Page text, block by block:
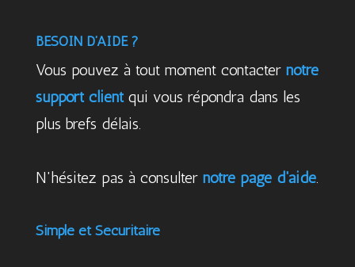
BESOIN D’AIDE ?
Vous pouvez à tout moment contacter notre
support clientqui vous répondra dans les
plus brefs délais.
N'hésitez pas à consulter notre page d'aide.
Simple et Sécuritaire